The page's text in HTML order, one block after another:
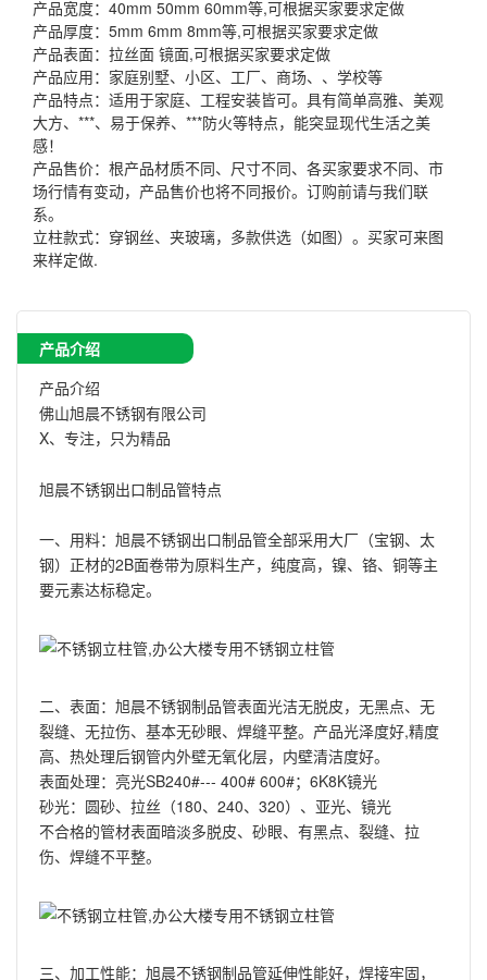
产品宽度：40mm 50mm 60mm等,可根据买家要求定做
产品厚度：5mm 6mm 8mm等,可根据买家要求定做
产品表面：拉丝面 镜面,可根据买家要求定做
产品应用：家庭别墅、小区、工厂、商场、、学校等
产品特点：适用于家庭、工程安装皆可。具有简单高雅、美观
大方、***、易于保养、***防火等特点，能突显现代生活之美
感！
产品售价：根产品材质不同、尺寸不同、各买家要求不同、市
场行情有变动，产品售价也将不同报价。订购前请与我们联
系。
立柱款式：穿钢丝、夹玻璃，多款供选（如图）。买家可来图
来样定做.
产品介绍
产品介绍
佛山旭晨不锈钢有限公司
X、专注，只为精品
旭晨不锈钢出口制品管特点
一、用料：旭晨不锈钢出口制品管全部采用大厂（宝钢、太
钢）正材的2B面卷带为原料生产，纯度高，镍、铬、铜等主
要元素达标稳定。
二、表面：旭晨不锈钢制品管表面光洁无脱皮，无黑点、无
裂缝、无拉伤、基本无砂眼、焊缝平整。产品光泽度好,精度
高、热处理后钢管内外壁无氧化层，内壁清洁度好。
表面处理：亮光SB240#--- 400# 600#；6K8K镜光
砂光：圆砂、拉丝（180、240、320）、亚光、镜光
不合格的管材表面暗淡多脱皮、砂眼、有黑点、裂缝、拉
伤、焊缝不平整。
三、加工性能：旭晨不锈钢制品管延伸性能好，焊接牢固，